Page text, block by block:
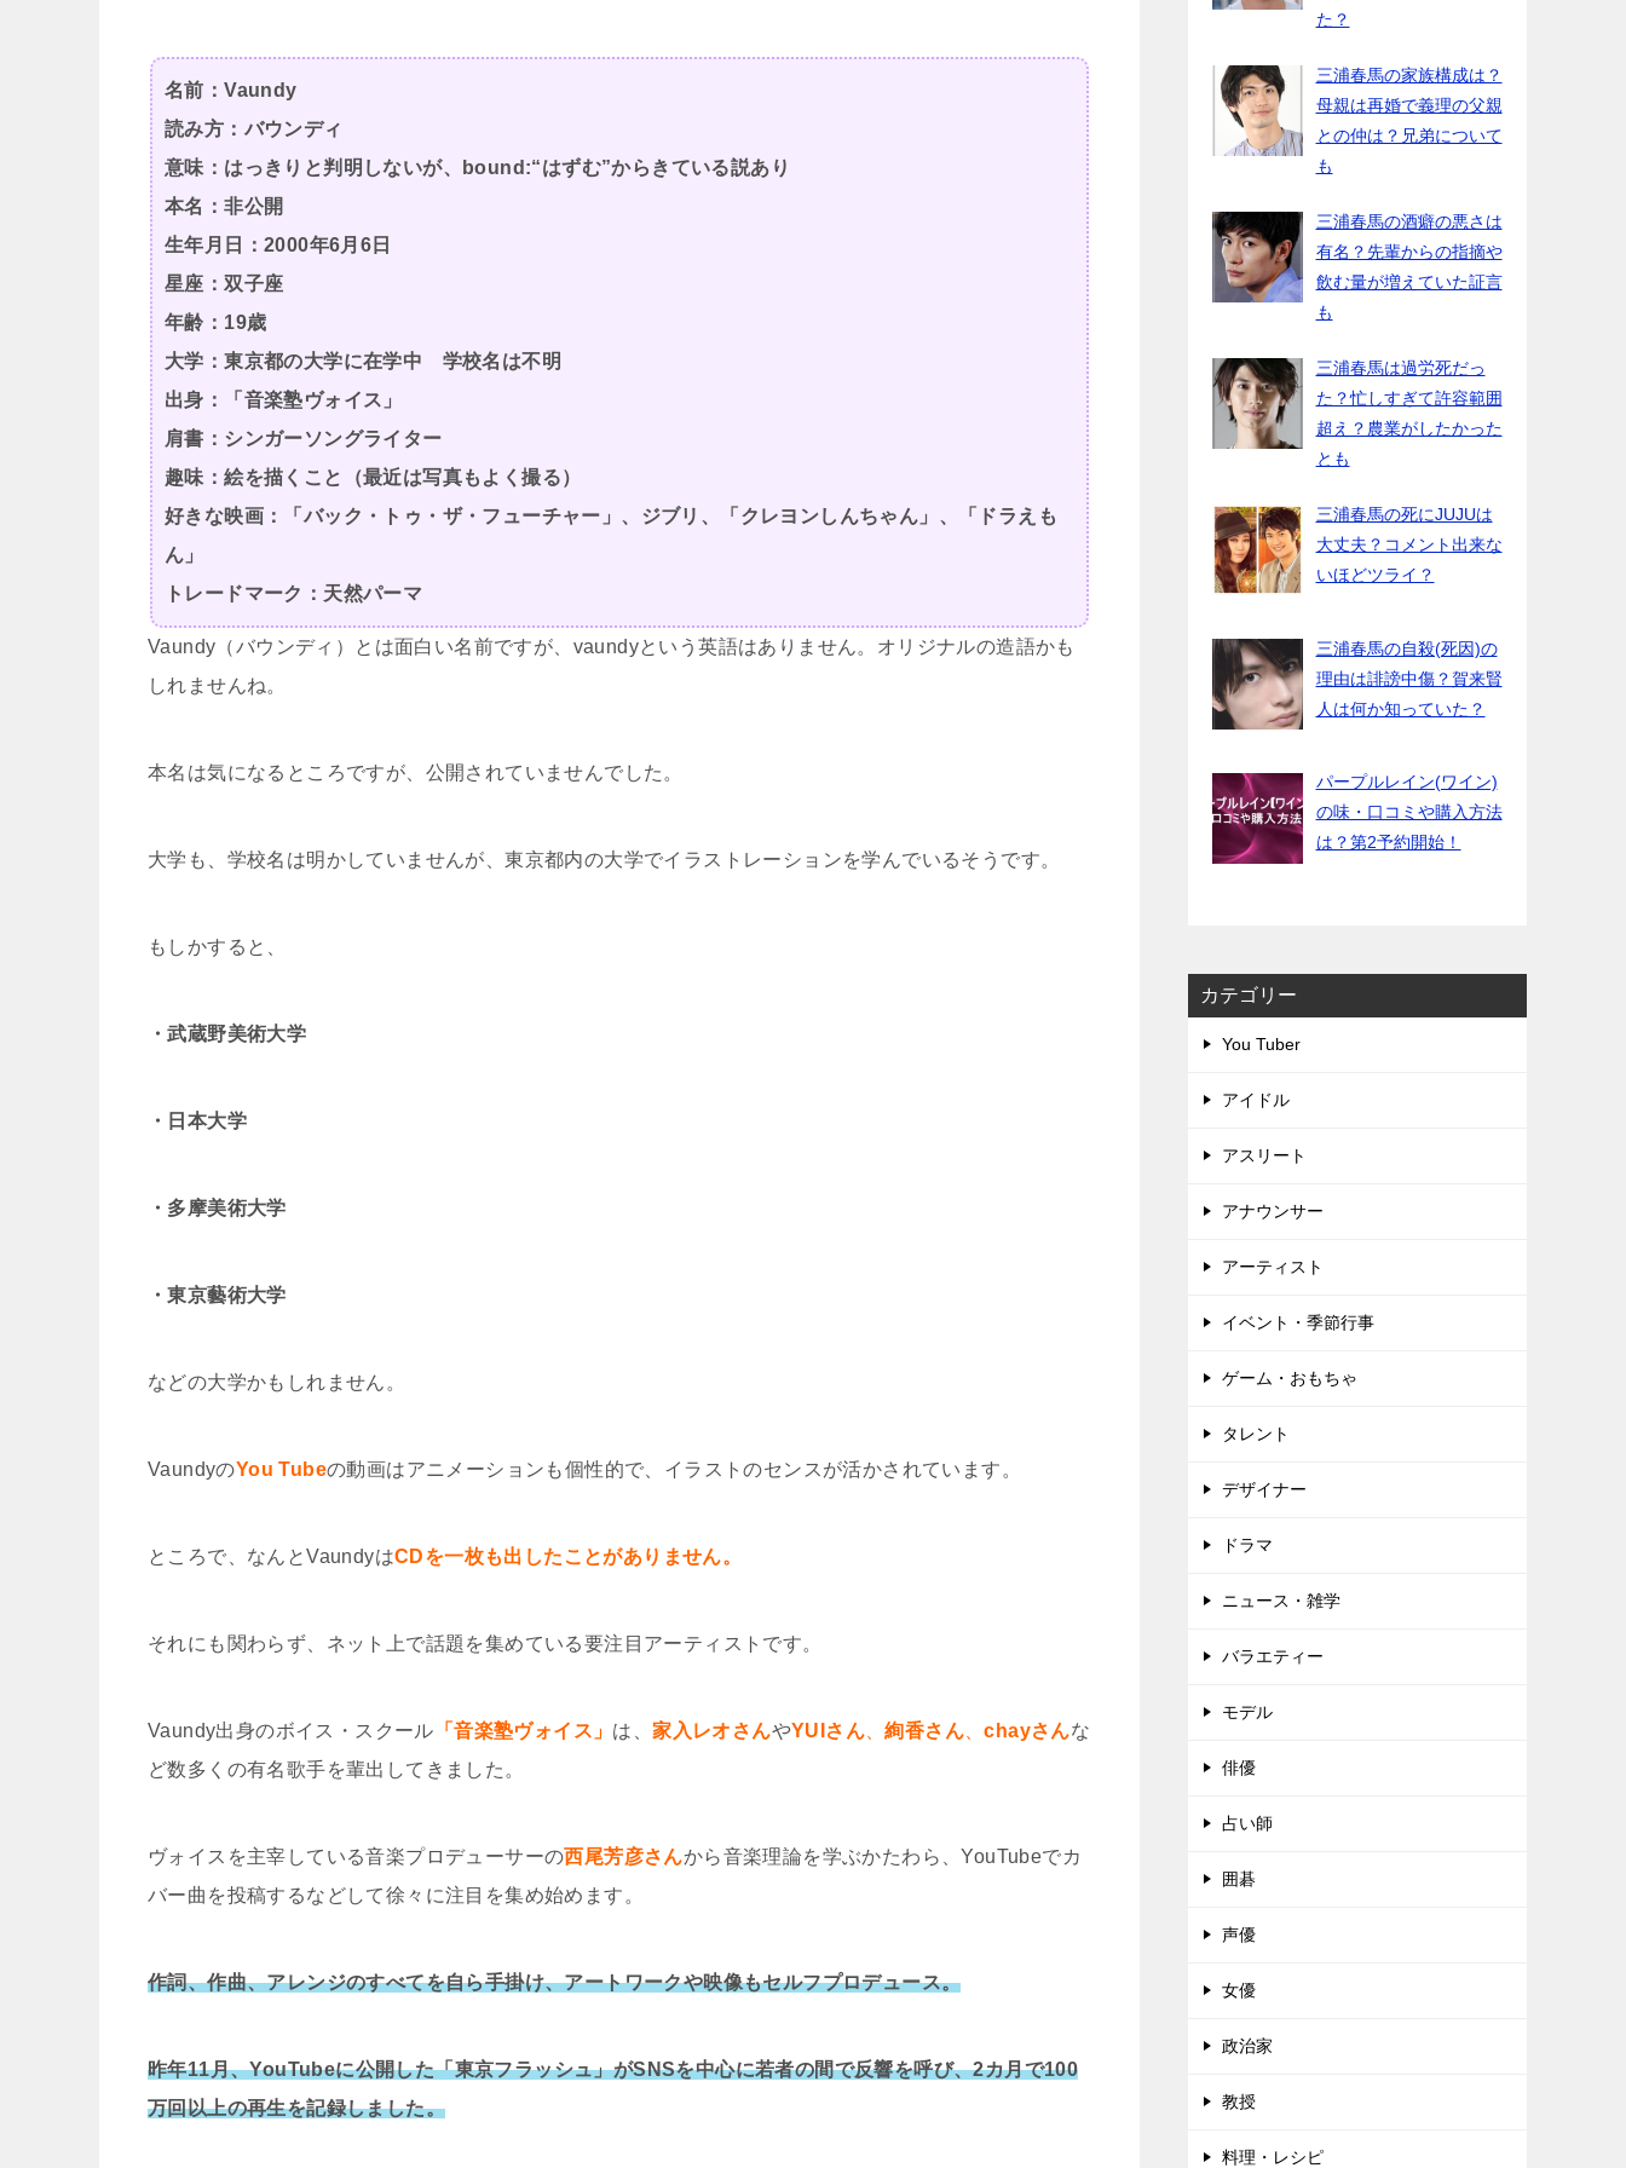
名前：Vaundy
読み方：バウンディ
意味：はっきりと判明しないが、bound:“はずむ”からきている説あり
本名：非公開
生年月日：2000年6月6日
星座：双子座
年齢：19歳
大学：東京都の大学に在学中 学校名は不明
出身：「音楽塾ヴォイス」
肩書：シンガーソングライター
趣味：絵を描くこと（最近は写真もよく撮る）
好きな映画：「バック・トゥ・ザ・フューチャー」、ジブリ、「クレヨンしんちゃん」、「ドラえも
ん」
トレードマーク：天然パーマ
Vaundy（バウンディ）とは面白い名前ですが、vaundyという英語はありません。オリジナルの造語かも
しれませんね。
本名は気になるところですが、公開されていませんでした。
大学も、学校名は明かしていませんが、東京都内の大学でイラストレーションを学んでいるそうです。
もしかすると、
・武蔵野美術大学
・日本大学
・多摩美術大学
・東京藝術大学
などの大学かもしれません。
VaundyのYou Tubeの動画はアニメーションも個性的で、イラストのセンスが活かされています。
ところで、なんとVaundyはCDを一枚も出したことがありません。
それにも関わらず、ネット上で話題を集めている要注目アーティストです。
Vaundy出身のボイス・スクール 「音楽塾ヴォイス」 は、家入レオさんやYUIさん 、絢香さん 、chayさんな
ど数多くの有名歌手を輩出してきました。
ヴォイスを主宰している音楽プロデューサーの西尾芳彦さんから音楽理論を学ぶかたわら、YouTubeでカ
バー曲を投稿するなどして徐々に注目を集め始めます。
作詞、作曲、アレンジのすべてを自ら手掛け、アートワークや映像もセルフプロデュース。
昨年11月、YouTubeに公開した「東京フラッシュ」がSNSを中心に若者の間で反響を呼び、2カ月で100
万回以上の再生を記録しました。
た？
三浦春馬の家族構成は？
母親は再婚で義理の父親
との仲は？兄弟について
も
三浦春馬の酒癖の悪さは
有名？先輩からの指摘や
飲む量が増えていた証言
も
三浦春馬は過労死だっ
た？忙しすぎて許容範囲
超え？農業がしたかった
とも
三浦春馬の死にJUJUは
大丈夫？コメント出来な
いほどツライ？
三浦春馬の自殺(死因)の
理由は誹謗中傷？賀来賢
人は何か知っていた？
パープルレイン(ワイン)
の味・口コミや購入方法
は？第2予約開始！
カテゴリー
You Tuber
アイドル
アスリート
アナウンサー
アーティスト
イベント・季節行事
ゲーム・おもちゃ
タレント
デザイナー
ドラマ
ニュース・雑学
バラエティー
モデル
俳優
占い師
囲碁
声優
女優
政治家
教授
料理・レシピ